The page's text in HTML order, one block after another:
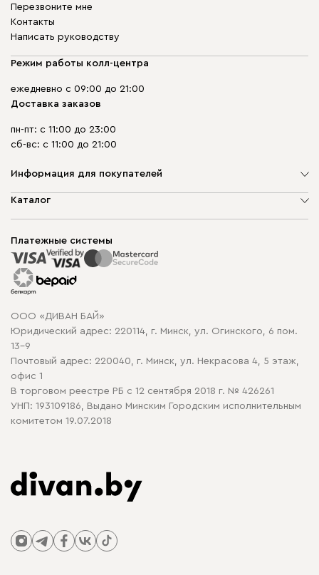
Перезвоните мне
Контакты
Написать руководству
Режим работы колл-центра
ежедневно с 09:00 до 21:00
Доставка заказов
пн-пт: с 11:00 до 23:00
сб-вс: с 11:00 до 21:00
Информация для покупателей
О компании
Способы оплаты
Рассрочка и кредит
Гарантия
Карта сайта
Политика конфиденциальности
Политика в отношении обработки cookie
Каталог
Корпусная мебель
Распродажа мебели
Платежные системы
ООО «ДИВАН БАЙ»
Юридический адрес: 220114, г. Минск, ул. Огинского, 6 пом.
13-9
Почтовый адрес: 220040, г. Минск, ул. Некрасова 4, 5 этаж,
офис 1
В торговом реестре РБ с 12 сентября 2018 г. № 426261
УНП: 193109186, Выдано Минским Городским исполнительным
комитетом 19.07.2018